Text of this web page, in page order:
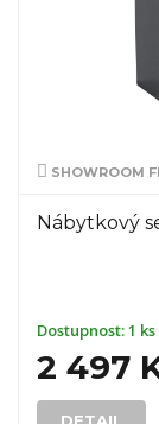
SHOWROOM
Nábytkový
Dostupnost:1
2 497